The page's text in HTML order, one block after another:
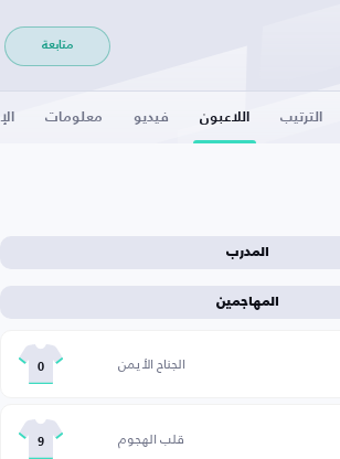
متابعة
الترتيب اللاعبون فيديو معلومات
المدرب
المهاجمين
الجناح الأيمن 0
قلب الهجوم 9